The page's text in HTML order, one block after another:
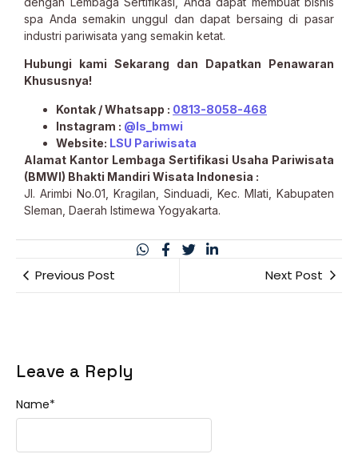
spa Anda semakin unggul dan dapat bersaing di pasar
industri pariwisata yang semakin ketat.
Hubungi kami Sekarang dan Dapatkan Penawaran
Khususnya!
Kontak / Whatsapp : 0813-8058-468
Instagram : @ls_bmwi
Website: LSU Pariwisata
Alamat Kantor Lembaga Sertifikasi Usaha Pariwisata
(BMWI) Bhakti Mandiri Wisata Indonesia :
Jl. Arimbi No.01, Kragilan, Sinduadi, Kec. Mlati, Kabupaten
Sleman, Daerah Istimewa Yogyakarta.
Previous Post Next Post
Leave a Reply
Name*